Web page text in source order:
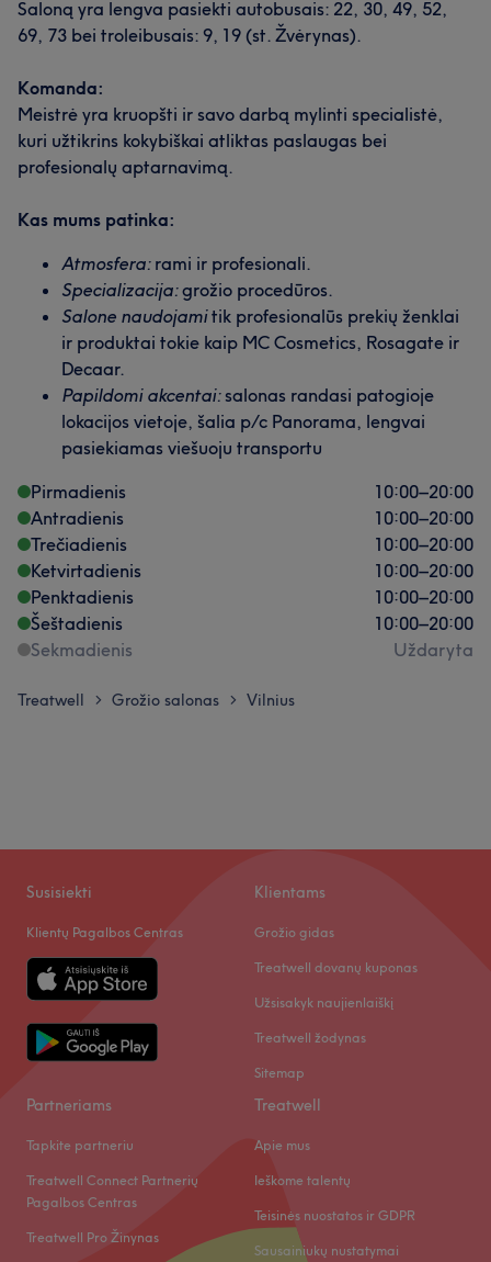
Saloną yra lengva pasiekti autobusais: 22, 30, 49, 52,
69, 73 bei troleibusais: 9, 19 (st. Žvėrynas).
Komanda:
Meistrė yra kruopšti ir savo darbą mylinti specialistė,
kuri užtikrins kokybiškai atliktas paslaugas bei
profesionalų aptarnavimą.
Kas mums patinka:
Atmosfera: rami ir profesionali.
Specializacija:grožio procedūros.
Salone naudojamitik profesionalūs prekių ženklai
ir produktai tokie kaip MC Cosmetics, Rosagate ir
Decaar.
Papildomi akcentai: salonas randasi patogioje
lokacijos vietoje, šalia p/c Panorama, lengvai
pasiekiamas viešuoju transportu
Pirmadienis
10:00–20:00
Antradienis
10:00–20:00
Trečiadienis
10:00–20:00
Ketvirtadienis
10:00–20:00
Penktadienis
10:00–20:00
Šeštadienis
10:00–20:00
Sekmadienis
Uždaryta
Treatwell > Grožio salonas > Vilnius
Susisiekti
Klientų Pagalbos Centras
Klientams
Grožio gidas
Treatwell dovanų kuponas
Užsisakyk naujienlaiškį
Treatwell žodynas
Sitemap
Partneriams
Tapkite partneriu
Treatwell Connect Partnerių
Pagalbos Centras
Treatwell Pro Žinynas
Treatwell
Apie mus
Ieškome talentų
Teisinės nuostatos ir GDPR
Sausainiukų nustatymai